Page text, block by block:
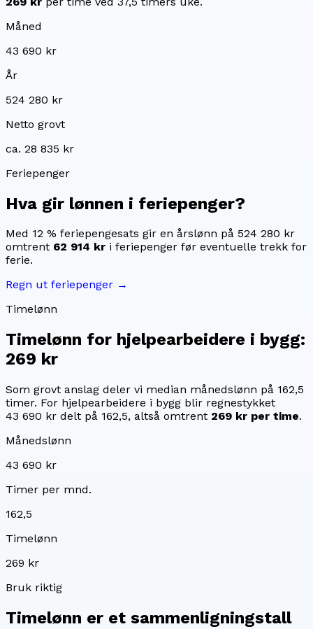
Måned
43 690 kr
År
524 280 kr
Netto grovt
ca. 28 835 kr
Feriepenger
Hva gir lønnen i feriepenger?
Med 12 % feriepengesats gir en årslønn på 524 280 kr
omtrent 62 914 kr i feriepenger før eventuelle trekk for
ferie.
Regn ut feriepenger →
Timelønn
Timelønn for hjelpearbeidere i bygg:
269 kr
Som grovt anslag deler vi median månedslønn på 162,5
timer. For hjelpearbeidere i bygg blir regnestykket
43 690 kr delt på 162,5, altså omtrent 269 kr per time.
Månedslønn
43 690 kr
Timer per mnd.
162,5
Timelønn
269 kr
Bruk riktig
Timelønn er et sammenligningstall